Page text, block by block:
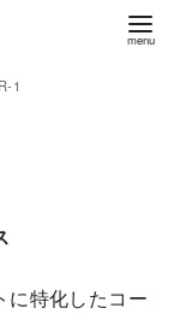
1
に特化したコー